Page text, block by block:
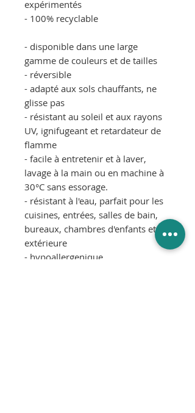
expérimentés
- 100% recyclable
- disponible dans une large
gamme de couleurs et de tailles
- réversible
- adapté aux sols chauffants, ne
glisse pas
- résistant au soleil et aux rayons
UV, ignifugeant et retardateur de
flamme
- facile à entretenir et à laver,
lavage à la main ou en machine à
30°C sans essorage.
- résistant à l'eau, parfait pour les
cuisines, entrées, salles de bain,
bureaux, chambres d'enfants et en
extérieure
- hypoallergenique